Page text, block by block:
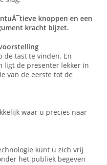
knoppen en een
kracht bijzet.
de tast te vinden. En
ligt de presenter lekker in
van de eerste tot de
waar u precies naar
kunt u zich vrij
het publiek begeven